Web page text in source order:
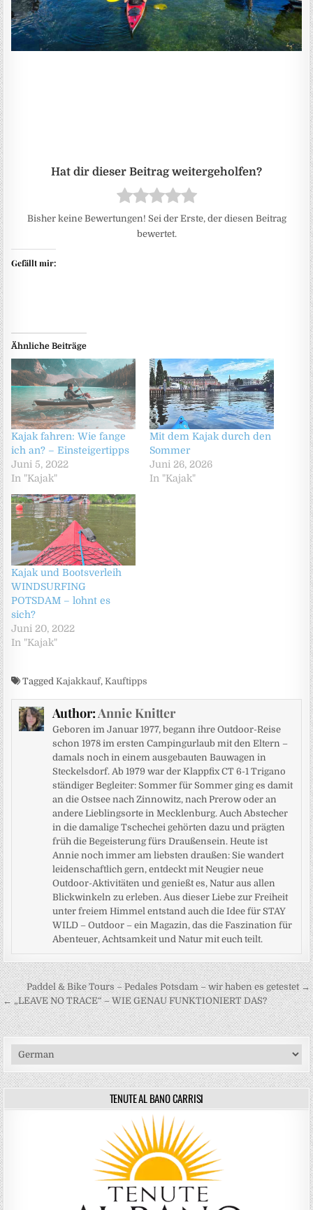
Bisher keine Bewertungen! Sei der Erste, der diesen Beitrag
bewertet.
Gefällt mir:
Ähnliche Beiträge
Kajak fahren: Wie fange
ich an? – Einsteigertipps
Juni 5, 2022
In "Kajak"
Mit dem Kajak durch den
Sommer
Juni 26, 2026
In "Kajak"
Kajak und Bootsverleih
WINDSURFING
POTSDAM – lohnt es
sich?
Juni 20, 2022
In "Kajak"
TaggedKajakkauf,Kauftipps
Author:Annie Knitter
Geboren im Januar 1977, begann ihre Outdoor-Reise
schon 1978 im ersten Campingurlaub mit den Eltern –
damals noch in einem ausgebauten Bauwagen in
Steckelsdorf. Ab 1979 war der Klappfix CT 6-1 Trigano
ständiger Begleiter: Sommer für Sommer ging es damit
an die Ostsee nach Zinnowitz, nach Prerow oder an
andere Lieblingsorte in Mecklenburg. Auch Abstecher
in die damalige Tschechei gehörten dazu und prägten
früh die Begeisterung fürs Draußensein. Heute ist
Annie noch immer am liebsten draußen: Sie wandert
leidenschaftlich gern, entdeckt mit Neugier neue
Outdoor-Aktivitäten und genießt es, Natur aus allen
Blickwinkeln zu erleben. Aus dieser Liebe zur Freiheit
unter freiem Himmel entstand auch die Idee für STAY
WILD – Outdoor – ein Magazin, das die Faszination für
Abenteuer, Achtsamkeit und Natur mit euch teilt.
Beitragsnavigation
Paddel & Bike Tours – Pedales Potsdam – wir haben es getestet →
← „LEAVE NO TRACE“ – WIE GENAU FUNKTIONIERT DAS?
TENUTE AL BANO CARRISI